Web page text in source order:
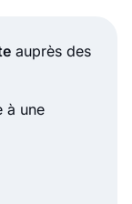
auprès des
à une